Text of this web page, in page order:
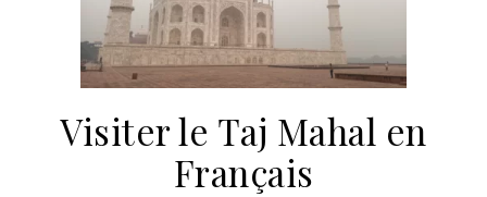
Visiter le Taj Mahal en
Français